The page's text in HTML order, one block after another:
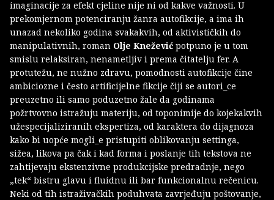
imaginacije za efekt cjeline nije ni od kakve važnosti. U
prekomjernom potenciranju žanra autofikcije, a ima ih
unazad nekoliko godina svakakvih, od aktivističkih do
manipulativnih, roman Olje Knežević potpuno je u tom
smislu relaksiran, nenametljiv i prema čitatelju fer. A
protutežu, ne nužno zdravu, pomodnosti autofikcije čine
ambiciozne i često artificijelne fikcije čiji se autori_ce
preuzetno ili samo poduzetno žale da godinama
požrtvovno istražuju materiju, od toponimije do kojekakvih
užespecijaliziranih ekspertiza, od karaktera do dijagnoza
kako bi uopće mogli_e pristupiti oblikovanju settinga,
sižea, likova pa čak i kad forma i poslanje tih tekstova ne
zahtijevaju ekstenzivne produkcijske predradnje, nego
„tek“ bistru glavu i fluidnu ili bar funkcionalnu rečenicu.
Neki od tih istraživačkih poduhvata zavrjeđuju poštovanje,